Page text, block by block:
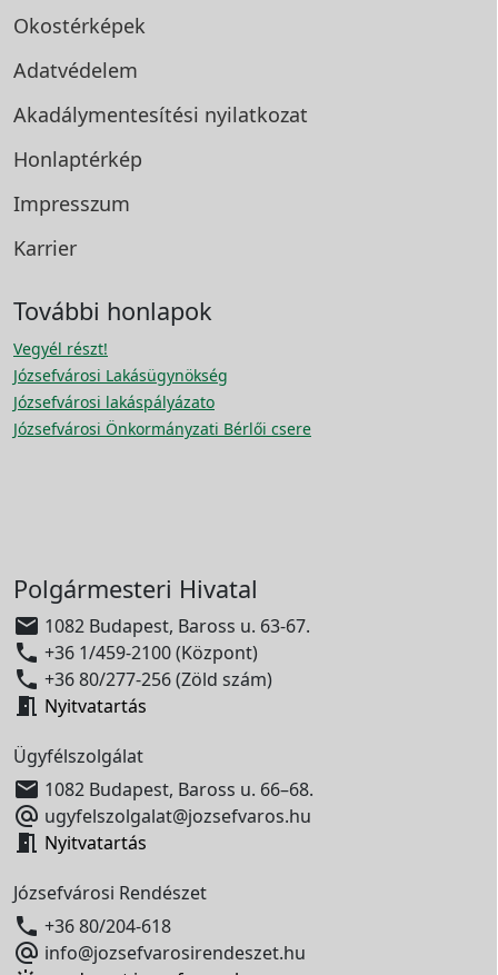
Okostérképek
Adatvédelem
Akadálymentesítési nyilatkozat
Honlaptérkép
Impresszum
Karrier
További honlapok
Vegyél részt!
Józsefvárosi Lakásügynökség
Józsefvárosi lakáspályázato
Józsefvárosi Önkormányzati Bérlői csere
Polgármesteri Hivatal
 1082 Budapest, Baross u. 63-67.
 +36 1/459-2100 (Központ)
 +36 80/277-256 (Zöld szám)
 Nyitvatartás
Ügyfélszolgálat
 1082 Budapest, Baross u. 66–68.
 ugyfelszolgalat@jozsefvaros.hu
 Nyitvatartás
Józsefvárosi Rendészet
 +36 80/204-618
 info@jozsefvarosirendeszet.hu